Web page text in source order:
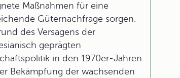
Maßnahmen für eine
Güternachfrage sorgen.
des Versagens der
geprägten
in den 1970er-Jahren
Bekämpfung der wachsenden